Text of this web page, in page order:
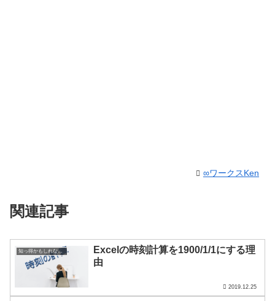
∞ワークスKen
関連記事
知っ得かもしれないExcelの癖－その2
Excelの時刻計算を1900/1/1にする理
由
2019.12.25